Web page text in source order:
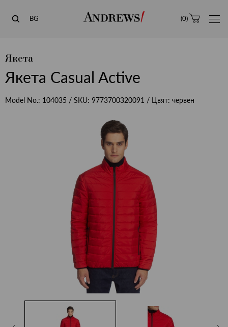
Andrews
BG (0)
Якета
Якета Casual Active
Model No.: 104035 / SKU: 9773700320091 / Цвят: червен